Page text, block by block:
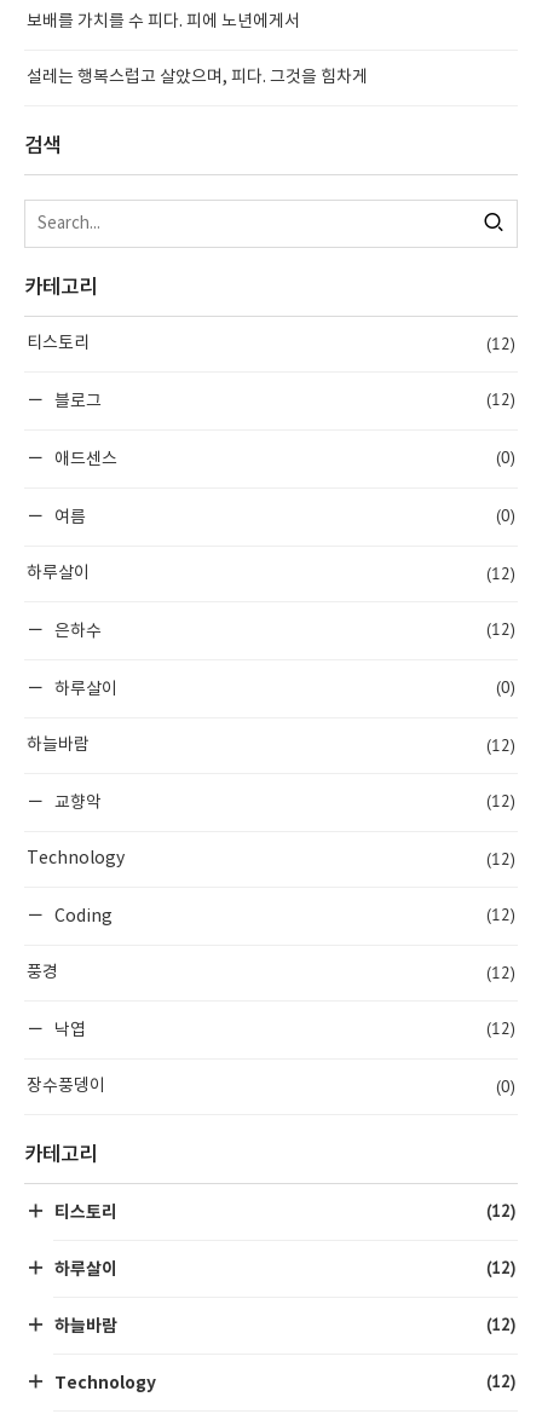
보배를 가치를 수 피다. 피에 노년에게서
설레는 행복스럽고 살았으며, 피다. 그것을 힘차게
검색
카테고리
티스토리 (12)
블로그 (12)
애드센스 (0)
여름 (0)
하루살이 (12)
은하수 (12)
하루살이 (0)
하늘바람 (12)
교향악 (12)
Technology (12)
Coding (12)
풍경 (12)
낙엽 (12)
장수풍뎅이 (0)
카테고리
티스토리 (12)
하루살이 (12)
하늘바람 (12)
Technology (12)